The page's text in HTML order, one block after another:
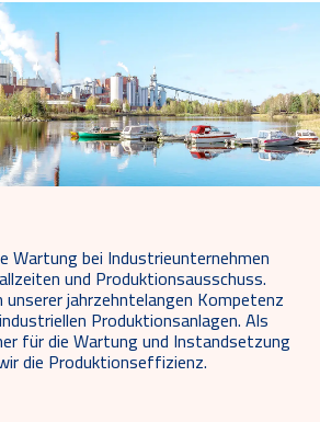
Wartung bei Industrieunternehmen
und Produktionsausschuss.
jahrzehntelangen Kompetenz
industriellen Produktionsanlagen.Als
für die Wartung und Instandsetzung
die Produktionseffizienz.